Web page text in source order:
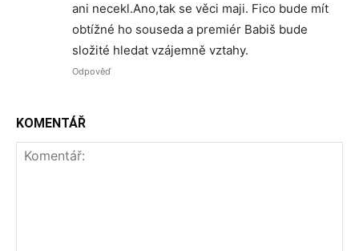
ani necekl.Ano,tak se věci maji. Fico bude mít
obtížné ho souseda a premiér Babiš bude
složité hledat vzájemně vztahy.
Odpověď
KOMENTÁŘ